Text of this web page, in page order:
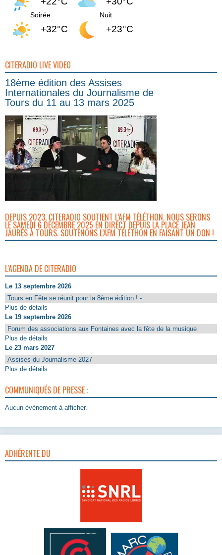
Soirée
+32°C
Nuit
+23°C
CITERADIO LIVE VIDEO
18ème édition des Assises
Internationales du Journalisme de
Tours du 11 au 13 mars 2025
DEPUIS 2023, CITERADIO SOUTIENT L’AFM TÉLÉTHON. NOUS SERONS
LE SAMEDI 6 DÉCEMBRE 2025 EN DIRECT DEPUIS LA PLACE JEAN
JAURÈS À TOURS. SOUTENONS L’AFM TÉLÉTHON EN FAISANT UN DON !
L'AGENDA DE CITERADIO
Le 13 septembre 2026
Tours en Fête se réunit pour la 8ème édition ! -
Plus de détails
Le 19 septembre 2026
Forum des associations aux Fontaines avec la fête de la musique
Plus de détails
Le 23 mars 2027
Assises du Journalisme 2027
Plus de détails
COMMUNIQUÉS DE PRESSE :
Aucun évènement à afficher.
ADHÉRENTE DU